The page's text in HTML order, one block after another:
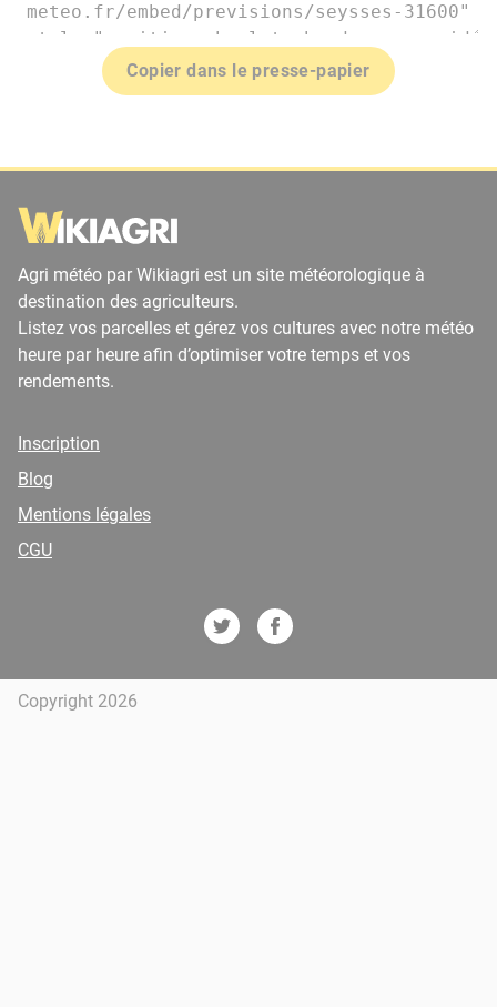
Copier dans le presse-papier
Agri météo par Wikiagri est un site météorologique à
destination des agriculteurs.
Listez vos parcelles et gérez vos cultures avec notre météo
heure par heure afin d’optimiser votre temps et vos
rendements.
Inscription
Blog
Mentions légales
CGU
Copyright 2026